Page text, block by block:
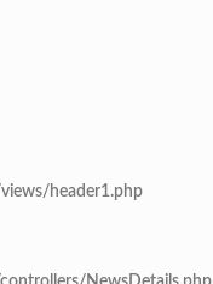
header1.php